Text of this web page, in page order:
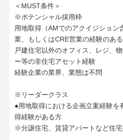
＜MUST条件＞
※ポテンシャル採用枠
用地取得（AMでのアクイジション
業、もしくはCRE営業の経験のある
戸建住宅以外のオフィス、レジ、
ー等の非住宅アセット経験
経験企業の業界、業態は不問
※リーダークラス
●用地取得における企画立案経験を
得経験がある方
※分譲住宅、賃貸アパートなど住